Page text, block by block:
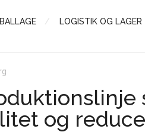
LOGISTIK OG LAGER
og